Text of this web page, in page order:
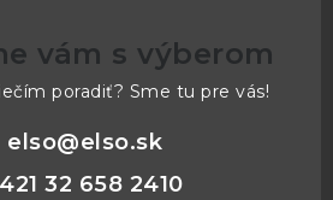
vám s výberom
poradiť? Sme tu pre vás!
elso@elso.sk
32 658 2410